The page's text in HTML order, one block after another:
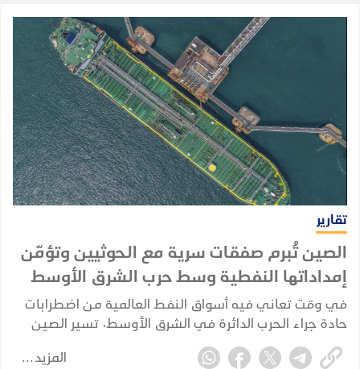
تقارير
الصين تُبرم صفقات سرية مع الحوثيين وتؤمّن
إمداداتها النفطية وسط حرب الشرق الأوسط
في وقت تعاني فيه أسواق النفط العالمية من اضطرابات
حادة جراء الحرب الدائرة في الشرق الأوسط، تسير الصين
في اتجاه مختلف؛ إذ تُبرم صفقاتها الخاصة وتُكرّس نفوذها
الاستراتيجي بعيداً عن الأضواء، بينما تتصارع إدارة ترامب
المزيد